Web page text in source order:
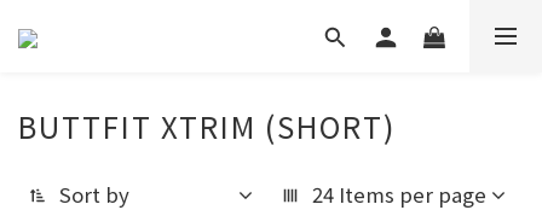
BUTTFIT XTRIM (SHORT)
Sort by 24 Items per page